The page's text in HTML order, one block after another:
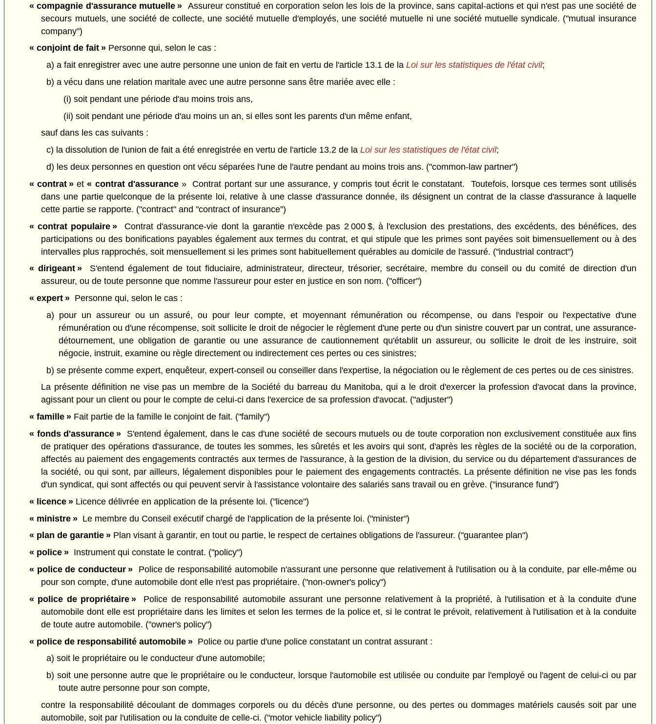
« compagnie d'assurance mutuelle » Assureur constitué en corporation selon les lois de la province, sans capital-actions et qui n'est pas une société de
secours mutuels, une société de collecte, une société mutuelle d'employés, une société mutuelle ni une société mutuelle syndicale. ("mutual insurance
company")
« conjoint de fait »Personne qui, selon le cas :
a) a fait enregistrer avec une autre personne une union de fait en vertu de l'article 13.1 de la Loi sur les statistiques de l'état civil;
b) a vécu dans une relation maritale avec une autre personne sans être mariée avec elle :
(i) soit pendant une période d'au moins trois ans,
(ii) soit pendant une période d'au moins un an, si elles sont les parents d'un même enfant,
sauf dans les cas suivants :
c) la dissolution de l'union de fait a été enregistrée en vertu de l'article 13.2 de la Loi sur les statistiques de l'état civil;
d) les deux personnes en question ont vécu séparées l'une de l'autre pendant au moins trois ans. ("common-law partner")
« contrat »et« contrat d'assurance » Contrat portant sur une assurance, y compris tout écrit le constatant. Toutefois, lorsque ces termes sont utilisés
dans une partie quelconque de la présente loi, relative à une classe d'assurance donnée, ils désignent un contrat de la classe d'assurance à laquelle
cette partie se rapporte. ("contract" and "contract of insurance")
« contrat populaire » Contrat d'assurance-vie dont la garantie n'excède pas 2 000 $, à l'exclusion des prestations, des excédents, des bénéfices, des
participations ou des bonifications payables également aux termes du contrat, et qui stipule que les primes sont payées soit bimensuellement ou à des
intervalles plus rapprochés, soit mensuellement si les primes sont habituellement quérables au domicile de l'assuré. ("industrial contract")
« dirigeant »S'entend également de tout fiduciaire, administrateur, directeur, trésorier, secrétaire, membre du conseil ou du comité de direction d'un
assureur, ou de toute personne que nomme l'assureur pour ester en justice en son nom. ("officer")
« expert »Personne qui, selon le cas :
a) pour un assureur ou un assuré, ou pour leur compte, et moyennant rémunération ou récompense, ou dans l'espoir ou l'expectative d'une
rémunération ou d'une récompense, soit sollicite le droit de négocier le règlement d'une perte ou d'un sinistre couvert par un contrat, une assurance-
détournement, une obligation de garantie ou une assurance de cautionnement qu'établit un assureur, ou sollicite le droit de les instruire, soit
négocie, instruit, examine ou règle directement ou indirectement ces pertes ou ces sinistres;
b) se présente comme expert, enquêteur, expert-conseil ou conseiller dans l'expertise, la négociation ou le règlement de ces pertes ou de ces sinistres.
La présente définition ne vise pas un membre de la Société du barreau du Manitoba, qui a le droit d'exercer la profession d'avocat dans la province,
agissant pour un client ou pour le compte de celui-ci dans l'exercice de sa profession d'avocat. ("adjuster")
« famille »Fait partie de la famille le conjoint de fait. ("family")
« fonds d'assurance » S'entend également, dans le cas d'une société de secours mutuels ou de toute corporation non exclusivement constituée aux fins
de pratiquer des opérations d'assurance, de toutes les sommes, les sûretés et les avoirs qui sont, d'après les règles de la société ou de la corporation,
affectés au paiement des engagements contractés aux termes de l'assurance, à la gestion de la division, du service ou du département d'assurances de
la société, ou qui sont, par ailleurs, légalement disponibles pour le paiement des engagements contractés. La présente définition ne vise pas les fonds
d'un syndicat, qui sont affectés ou qui peuvent servir à l'assistance volontaire des salariés sans travail ou en grève. ("insurance fund")
« licence »Licence délivrée en application de la présente loi. ("licence")
« ministre »Le membre du Conseil exécutif chargé de l'application de la présente loi. ("minister")
« plan de garantie »Plan visant à garantir, en tout ou partie, le respect de certaines obligations de l'assureur. ("guarantee plan")
« police »Instrument qui constate le contrat. ("policy")
« police de conducteur » Police de responsabilité automobile n'assurant une personne que relativement à l'utilisation ou à la conduite, par elle-même ou
pour son compte, d'une automobile dont elle n'est pas propriétaire. ("non-owner's policy")
« police de propriétaire » Police de responsabilité automobile assurant une personne relativement à la propriété, à l'utilisation et à la conduite d'une
automobile dont elle est propriétaire dans les limites et selon les termes de la police et, si le contrat le prévoit, relativement à l'utilisation et à la conduite
de toute autre automobile. ("owner's policy")
« police de responsabilité automobile »Police ou partie d'une police constatant un contrat assurant :
a) soit le propriétaire ou le conducteur d'une automobile;
b) soit une personne autre que le propriétaire ou le conducteur, lorsque l'automobile est utilisée ou conduite par l'employé ou l'agent de celui-ci ou par
toute autre personne pour son compte,
contre la responsabilité découlant de dommages corporels ou du décès d'une personne, ou des pertes ou dommages matériels causés soit par une
automobile, soit par l'utilisation ou la conduite de celle-ci. ("motor vehicle liability policy")